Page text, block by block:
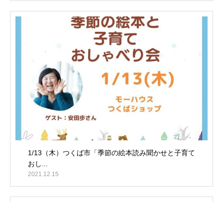
1/13（木）つくば市「季節の絵本読み聞かせと子育て
おし...
2021.12.15